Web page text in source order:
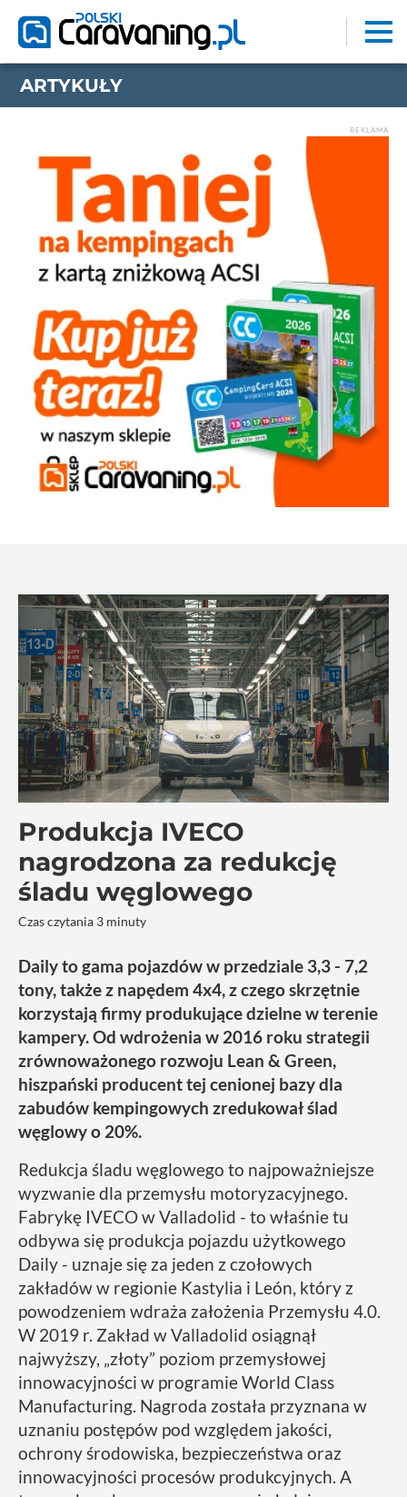
ARTYKUŁY
REKLAMA
Produkcja IVECO
nagrodzona za redukcję
śladu węglowego
Czas czytania 3 minuty
Daily to gama pojazdów w przedziale 3,3 - 7,2
tony, także z napędem 4x4, z czego skrzętnie
korzystają firmy produkujące dzielne w terenie
kampery. Od wdrożenia w 2016 roku strategii
zrównoważonego rozwoju Lean & Green,
hiszpański producent tej cenionej bazy dla
zabudów kempingowych zredukował ślad
węglowy o 20%.
Redukcja śladu węglowego to najpoważniejsze
wyzwanie dla przemysłu motoryzacyjnego.
Fabrykę IVECO w Valladolid - to właśnie tu
odbywa się produkcja pojazdu użytkowego
Daily - uznaje się za jeden z czołowych
zakładów w regionie Kastylia i León, który z
powodzeniem wdraża założenia Przemysłu 4.0.
W 2019 r. Zakład w Valladolid osiągnął
najwyższy, „złoty” poziom przemysłowej
innowacyjności w programie World Class
Manufacturing. Nagroda została przyznana w
uznaniu postępów pod względem jakości,
ochrony środowiska, bezpieczeństwa oraz
innowacyjności procesów produkcyjnych. A